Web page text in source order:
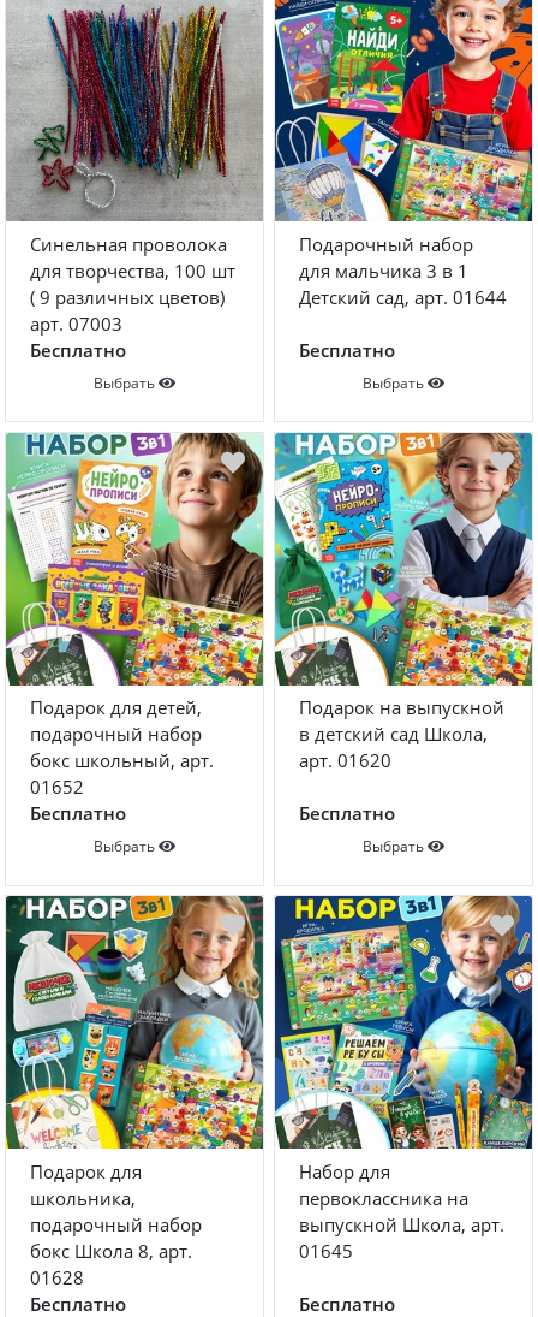
Синельная проволока
для творчества, 100 шт
( 9 различных цветов)
арт. 07003
Бесплатно
Выбрать
Подарочный набор
для мальчика 3 в 1
Детский сад, арт. 01644
Бесплатно
Выбрать
Подарок для детей,
подарочный набор
бокс школьный, арт.
01652
Бесплатно
Выбрать
Подарок на выпускной
в детский сад Школа,
арт. 01620
Бесплатно
Выбрать
Подарок для
школьника,
подарочный набор
бокс Школа 8, арт.
01628
Бесплатно
Набор для
первоклассника на
выпускной Школа, арт.
01645
Бесплатно
Футболки-раскраски на 14 февраля
Футболки-раскраски
Кружки-раскраски
Рюкзаки-раскраски
Сумки-раскраски
Наборы для творчества
Книги новогодние
Новогодний декор и материалы